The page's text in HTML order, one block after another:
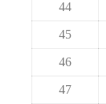
44
45
46
47